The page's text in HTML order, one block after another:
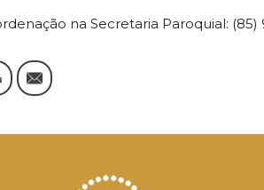
na Secretaria Paroquial: (85)